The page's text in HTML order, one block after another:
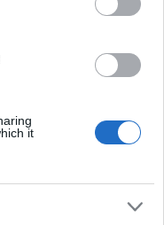
it
gli
Italia